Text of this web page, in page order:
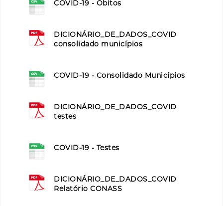
COVID-19 - Óbitos
DICIONÁRIO_DE_DADOS_COVID
consolidado municípios
COVID-19 - Consolidado Municípios
DICIONÁRIO_DE_DADOS_COVID
testes
COVID-19 - Testes
DICIONÁRIO_DE_DADOS_COVID
Relatório CONASS